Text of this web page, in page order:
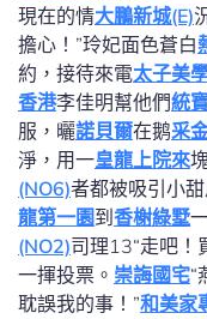
現在的情大鵬新城(E)
擔心！”玲妃面色蒼白
約，接待來電太子美
香港李佳明幫他們統
服，曬諾貝爾在鹅采
淨，用一皇龍上院來
(NO6)者都被吸引小
龍第一園到 香榭綠墅
(NO2)司理13“走吧！
一揮投票。 崇誨國宅“
耽誤我的事！”和美家